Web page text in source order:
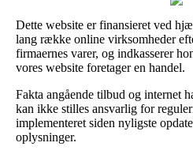
Dette website er finansieret ved
lang række online virksomheder
firmaernes varer, og indkasserer
vores website foretager en handel.
Fakta angående tilbud og internet
kan ikke stilles ansvarlig for
implementeret siden nyligste
oplysninger.